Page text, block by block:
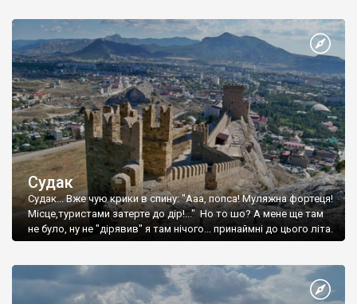
Судак
Судак... Вже чую крики в спину: "Ааа, попса! Муляжна фортеця!
Місце,туристами затерте до дір!..." Но то шо? А мене ще там
не було, ну не "дірявив" я там нічого... принаймні до цього літа.